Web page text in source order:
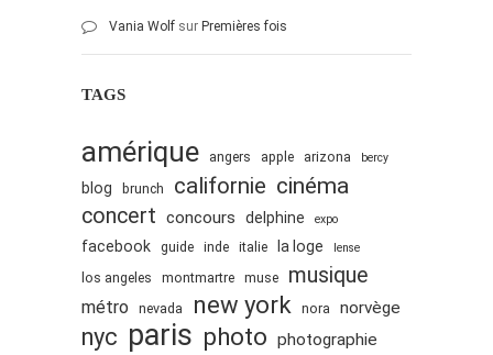
Vania Wolf sur Premières fois
TAGS
amérique angers apple arizona bercy
blog brunch californie cinéma
concert concours delphine expo
facebook guide inde italie la loge lense
los angeles montmartre muse musique
métro nevada new york nora norvège
nyc paris photo photographie